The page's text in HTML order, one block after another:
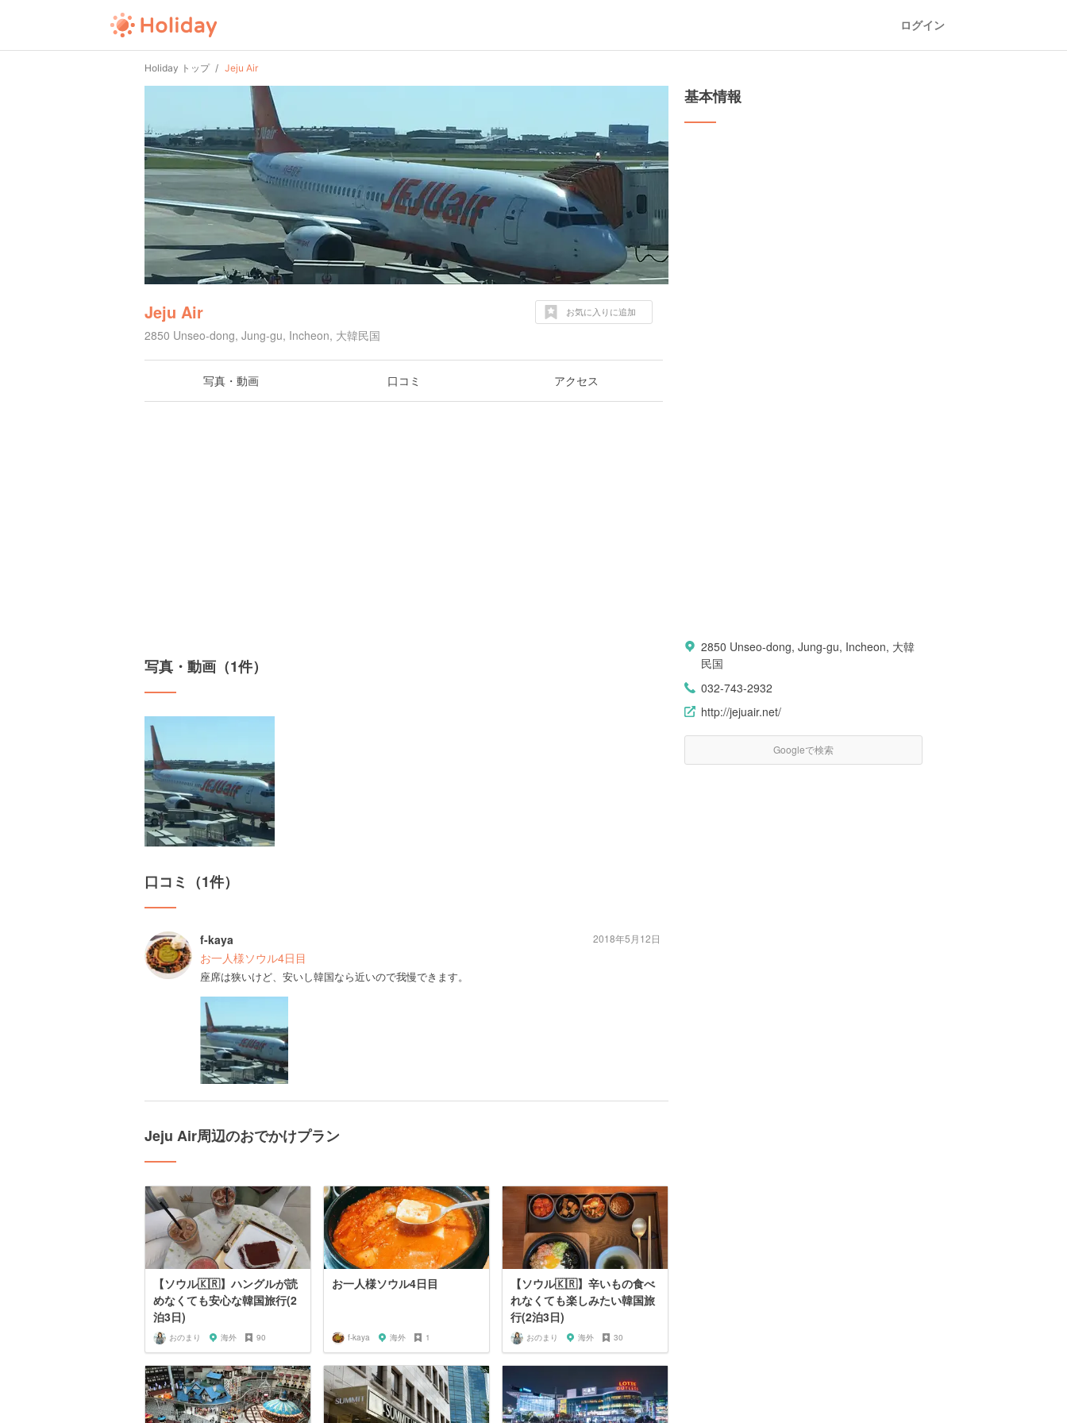
ログイン
Holiday トップ Jeju Air
Jeju Air
2850 Unseo-dong, Jung-gu, Incheon, 大韓民国
お気に入りに追加
写真・動画 口コミ アクセス
写真・動画（1件）
口コミ（1件）
f-kaya
お一人様ソウル4日目
座席は狭いけど、安いし韓国なら近いので我慢できます。
2018年5月12日
Jeju Air周辺のおでかけプラン
【ソウル🇰🇷】ハングルが読
めなくても安心な韓国旅行(2
泊3日)
おのまり 海外 90
お一人様ソウル4日目
f-kaya 海外 1
【ソウル🇰🇷】辛いもの食べ
れなくても楽しみたい韓国旅
行(2泊3日)
おのまり 海外 30
基本情報
2850 Unseo-dong, Jung-gu, Incheon, 大韓
民国
032-743-2932
http://jejuair.net/
Googleで検索